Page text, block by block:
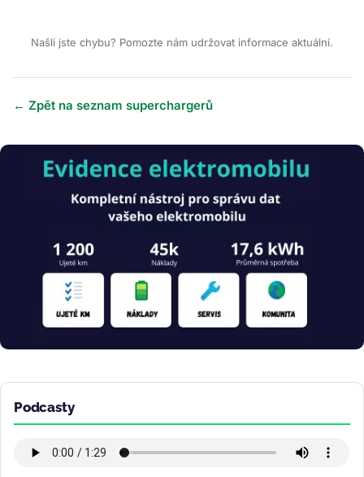
Našli jste chybu? Pomozte nám udržovat informace aktuální.
← Zpět na seznam superchargerů
Obrázek
Podcasty